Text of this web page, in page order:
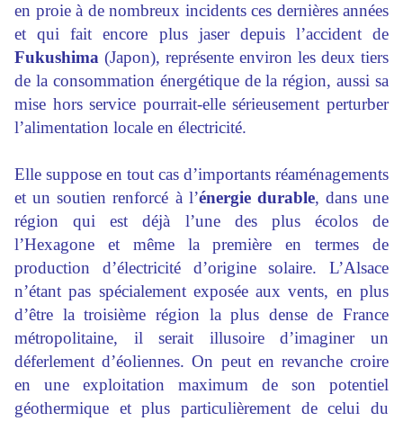
en proie à de nombreux incidents ces dernières années
et qui fait encore plus jaser depuis l’accident de
Fukushima (Japon), représente environ les deux tiers
de la consommation énergétique de la région, aussi sa
mise hors service pourrait-elle sérieusement perturber
l’alimentation locale en électricité.
Elle suppose en tout cas d’importants réaménagements
et un soutien renforcé à l’énergie durable, dans une
région qui est déjà l’une des plus écolos de
l’Hexagone et même la première en termes de
production d’électricité d’origine solaire. L’Alsace
n’étant pas spécialement exposée aux vents, en plus
d’être la troisième région la plus dense de France
métropolitaine, il serait illusoire d’imaginer un
déferlement d’éoliennes. On peut en revanche croire
en une exploitation maximum de son potentiel
géothermique et plus particulièrement de celui du